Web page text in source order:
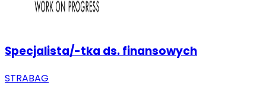
Specjalista/-tka ds. finansowych
STRABAG